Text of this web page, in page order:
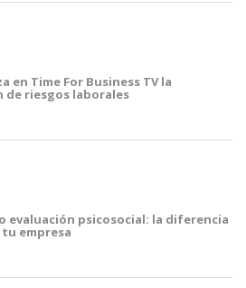
en Time For Business TV la
de riesgos laborales
evaluación psicosocial: la diferencia
empresa